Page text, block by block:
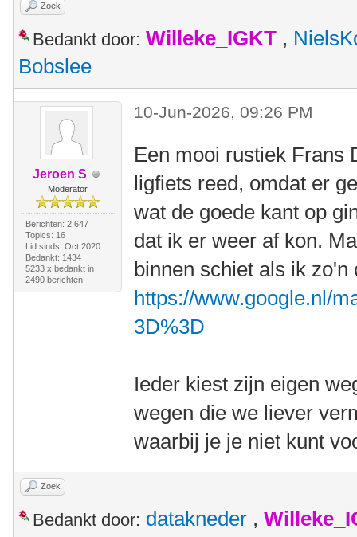
Zoek
Bedankt door: Willeke_IGKT ,
Bobslee
Jeroen S
Moderator
Berichten: 2.647
Topics: 16
Lid sinds: Oct 2020
Bedankt: 1434
5233 x bedankt in
2490 berichten
10-Jun-2026, 09:26 PM
Een mooi rustiek Frans
ligfiets reed, omdat er
wat de goede kant op
dat ik er weer af kon.
binnen schiet als ik zo'n
https://www.google.nl/
3D%3D
Ieder kiest zijn eigen
wegen die we liever
waarbij je je niet kunt
Zoek
Bedankt door: datakneder ,